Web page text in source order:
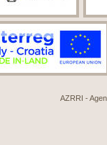
AZRRI -